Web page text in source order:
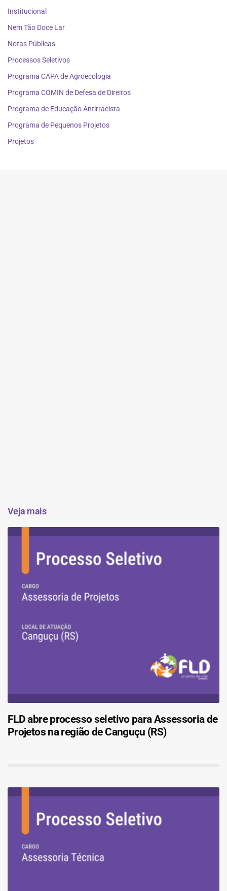
Institucional
Nem Tão Doce Lar
Notas Públicas
Processos Seletivos
Programa CAPA de Agroecologia
Programa COMIN de Defesa de Direitos
Programa de Educação Antirracista
Programa de Pequenos Projetos
Projetos
Veja mais
FLD abre processo seletivo para Assessoria de
Projetos na região de Canguçu (RS)